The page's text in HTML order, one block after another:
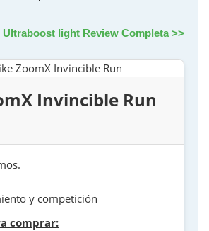
Ultraboost light Review Completa >>
Invincible Run
y competición
comprar: